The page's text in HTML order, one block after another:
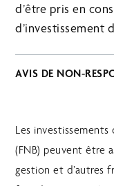
d’être pris en
d’investissement
AVIS DE NON-
Les
(FNB) peuvent être
gestion et d’autres